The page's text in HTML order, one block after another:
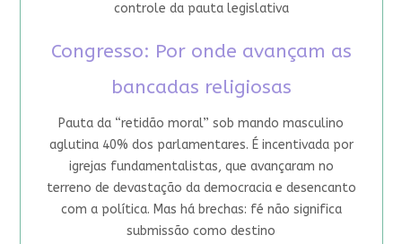
controle da pauta legislativa
Congresso: Por onde avançam as
bancadas religiosas
Pauta da “retidão moral” sob mando masculino
aglutina 40% dos parlamentares. É incentivada por
igrejas fundamentalistas, que avançaram no
terreno de devastação da democracia e desencanto
com a política. Mas há brechas: fé não significa
submissão como destino